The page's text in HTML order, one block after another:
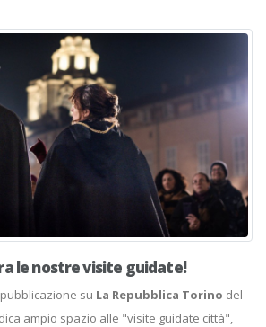
le nostre visite guidate!
su La Repubblica Torino del
ampio spazio alle "visite guidate città",